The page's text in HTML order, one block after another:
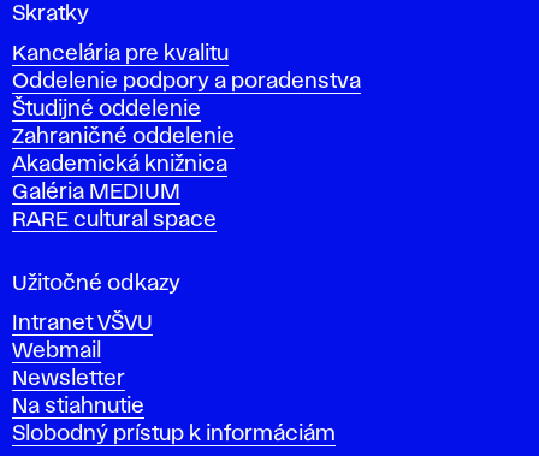
s
o
k
á
š
k
o
a
ý
t
v
a
r
Skratky
Kancelária pre kvalitu
Oddelenie podpory a poradenstva
Študijné oddelenie
Zahraničné oddelenie
Akademická knižnica
Galéria MEDIUM
RARE cultural space
Užitočné odkazy
Intranet VŠVU
Webmail
Newsletter
Na stiahnutie
Slobodný prístup k informáciám